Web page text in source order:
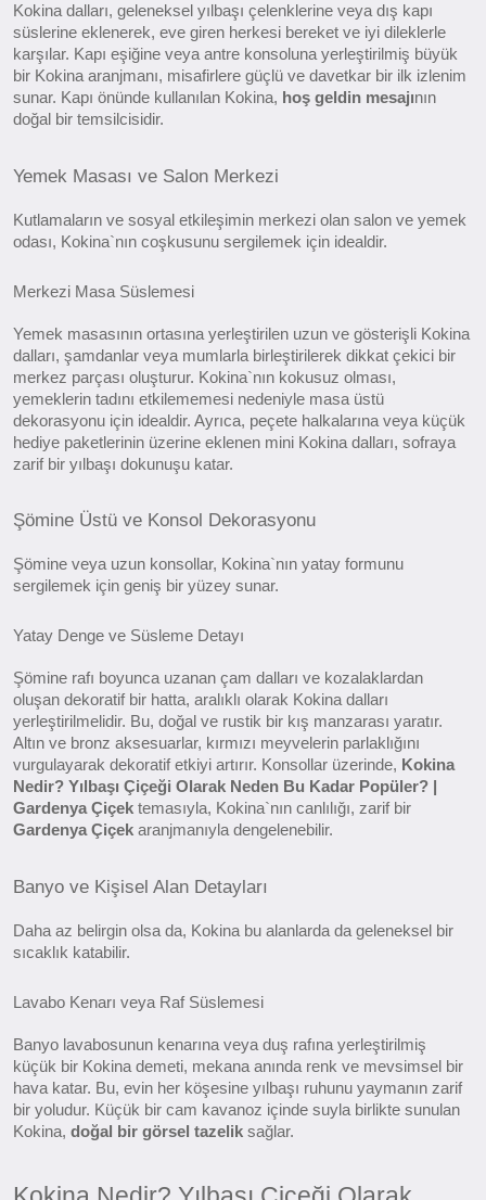
Kokina dalları, geleneksel yılbaşı çelenklerine veya dış kapı
süslerine eklenerek, eve giren herkesi bereket ve iyi dileklerle
karşılar. Kapı eşiğine veya antre konsoluna yerleştirilmiş büyük
bir Kokina aranjmanı, misafirlere güçlü ve davetkar bir ilk izlenim
sunar. Kapı önünde kullanılan Kokina, hoş geldin mesajının
doğal bir temsilcisidir.
Yemek Masası ve Salon Merkezi
Kutlamaların ve sosyal etkileşimin merkezi olan salon ve yemek
odası, Kokina`nın coşkusunu sergilemek için idealdir.
Merkezi Masa Süslemesi
Yemek masasının ortasına yerleştirilen uzun ve gösterişli Kokina
dalları, şamdanlar veya mumlarla birleştirilerek dikkat çekici bir
merkez parçası oluşturur. Kokina`nın kokusuz olması,
yemeklerin tadını etkilememesi nedeniyle masa üstü
dekorasyonu için idealdir. Ayrıca, peçete halkalarına veya küçük
hediye paketlerinin üzerine eklenen mini Kokina dalları, sofraya
zarif bir yılbaşı dokunuşu katar.
Şömine Üstü ve Konsol Dekorasyonu
Şömine veya uzun konsollar, Kokina`nın yatay formunu
sergilemek için geniş bir yüzey sunar.
Yatay Denge ve Süsleme Detayı
Şömine rafı boyunca uzanan çam dalları ve kozalaklardan
oluşan dekoratif bir hatta, aralıklı olarak Kokina dalları
yerleştirilmelidir. Bu, doğal ve rustik bir kış manzarası yaratır.
Altın ve bronz aksesuarlar, kırmızı meyvelerin parlaklığını
vurgulayarak dekoratif etkiyi artırır. Konsollar üzerinde, Kokina
Nedir? Yılbaşı Çiçeği Olarak Neden Bu Kadar Popüler? |
Gardenya Çiçek temasıyla, Kokina`nın canlılığı, zarif bir
Gardenya Çiçek aranjmanıyla dengelenebilir.
Banyo ve Kişisel Alan Detayları
Daha az belirgin olsa da, Kokina bu alanlarda da geleneksel bir
sıcaklık katabilir.
Lavabo Kenarı veya Raf Süslemesi
Banyo lavabosunun kenarına veya duş rafına yerleştirilmiş
küçük bir Kokina demeti, mekana anında renk ve mevsimsel bir
hava katar. Bu, evin her köşesine yılbaşı ruhunu yaymanın zarif
bir yoludur. Küçük bir cam kavanoz içinde suyla birlikte sunulan
Kokina, doğal bir görsel tazelik sağlar.